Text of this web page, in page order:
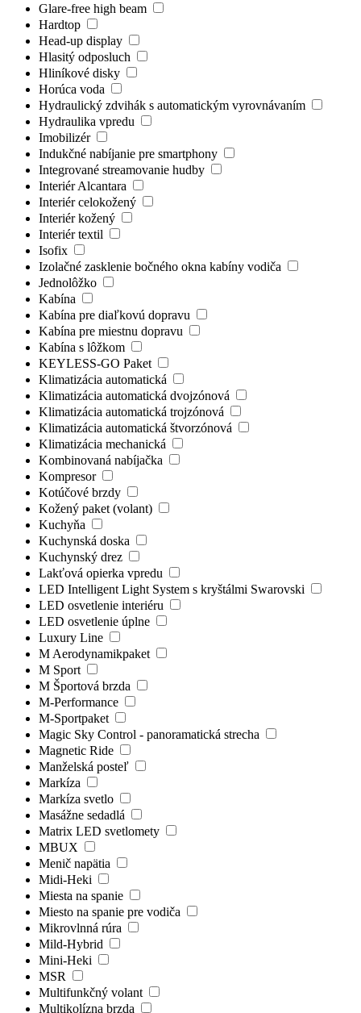
Glare-free high beam
Hardtop
Head-up display
Hlasitý odposluch
Hliníkové disky
Horúca voda
Hydraulický zdvihák s automatickým vyrovnávaním
Hydraulika vpredu
Imobilizér
Indukčné nabíjanie pre smartphony
Integrované streamovanie hudby
Interiér Alcantara
Interiér celokožený
Interiér kožený
Interiér textil
Isofix
Izolačné zasklenie bočného okna kabíny vodiča
Jednolôžko
Kabína
Kabína pre diaľkovú dopravu
Kabína pre miestnu dopravu
Kabína s lôžkom
KEYLESS-GO Paket
Klimatizácia automatická
Klimatizácia automatická dvojzónová
Klimatizácia automatická trojzónová
Klimatizácia automatická štvorzónová
Klimatizácia mechanická
Kombinovaná nabíjačka
Kompresor
Kotúčové brzdy
Kožený paket (volant)
Kuchyňa
Kuchynská doska
Kuchynský drez
Lakťová opierka vpredu
LED Intelligent Light System s kryštálmi Swarovski
LED osvetlenie interiéru
LED osvetlenie úplne
Luxury Line
M Aerodynamikpaket
M Sport
M Športová brzda
M-Performance
M-Sportpaket
Magic Sky Control - panoramatická strecha
Magnetic Ride
Manželská posteľ
Markíza
Markíza svetlo
Masážne sedadlá
Matrix LED svetlomety
MBUX
Menič napätia
Midi-Heki
Miesta na spanie
Miesto na spanie pre vodiča
Mikrovlnná rúra
Mild-Hybrid
Mini-Heki
MSR
Multifunkčný volant
Multikolízna brzda